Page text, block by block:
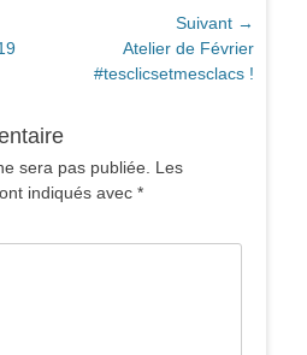
Suivant →
suivant :
Atelier de Février
#tesclicsetmesclacs !
sera pas publiée.
Les
indiqués avec *